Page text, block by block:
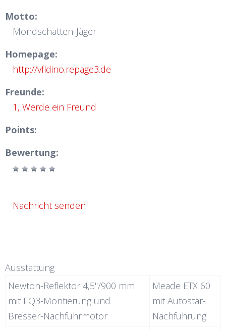
Motto:
Mondschatten-Jäger
Homepage:
http://vfldino.repage3.de
Freunde:
1, Werde ein Freund
Points:
Bewertung:
Nachricht senden
Ausstattung
Newton-Reflektor 4,5"/900 mm
mit EQ3-Montierung und
Bresser-Nachführmotor
Meade ETX 60
mit Autostar-
Nachführung